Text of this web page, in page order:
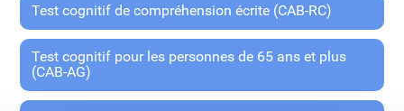
Test cognitif de compréhension écrite (CAB-RC)
Test cognitif pour les personnes de 65 ans et plus
(CAB-AG)